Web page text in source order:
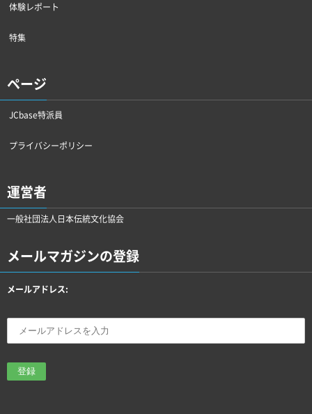
体験レポート
特集
ページ
JCbase特派員
プライバシーポリシー
運営者
一般社団法人日本伝統文化協会
メールマガジンの登録
メールアドレス: